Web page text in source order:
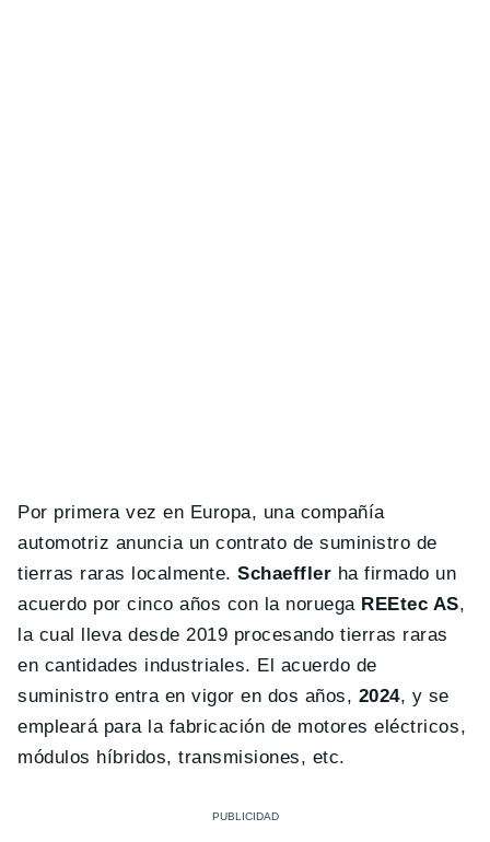
Por primera vez en Europa, una compañía
automotriz anuncia un contrato de suministro de
tierras raras localmente.Schaeffler ha firmado un
acuerdo por cinco años con la noruega REEtec AS,
la cual lleva desde 2019 procesando tierras raras
en cantidades industriales. El acuerdo de
suministro entra en vigor en dos años, 2024, y se
empleará para la fabricación de motores eléctricos,
módulos híbridos, transmisiones, etc.